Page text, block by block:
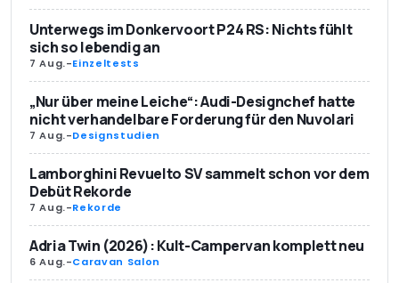
Unterwegs im Donkervoort P24 RS: Nichts fühlt
sich so lebendig an
7 Aug.-Einzeltests
„Nur über meine Leiche“: Audi-Designchef hatte
nicht verhandelbare Forderung für den Nuvolari
7 Aug.-Designstudien
Lamborghini Revuelto SV sammelt schon vor dem
Debüt Rekorde
7 Aug.-Rekorde
Adria Twin (2026): Kult-Campervan komplett neu
6 Aug.-Caravan Salon